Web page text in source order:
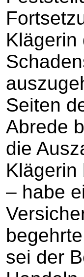
Klägerin
Seiten
Abrede
die
Klägerin
– habe
sei der